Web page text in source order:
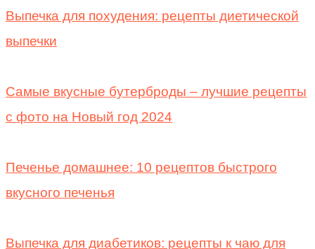
Выпечка для похудения: рецепты диетической
выпечки
Самые вкусные бутерброды – лучшие рецепты
с фото на Новый год 2024
Печенье домашнее: 10 рецептов быстрого
вкусного печенья
Выпечка для диабетиков: рецепты к чаю для